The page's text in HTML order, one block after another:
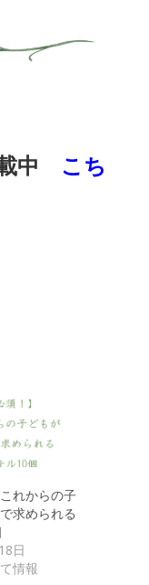
中 こち
れからの子
求められる
日
情報